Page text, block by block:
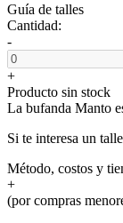
Guía de talles
Cantidad:
-
+
Producto sin stock
La bufanda Manto
Si te interesa un
Método, costos y
+
(por compras